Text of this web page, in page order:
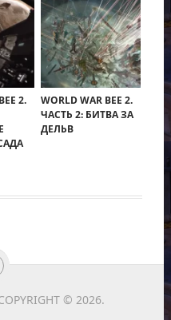
2.
WORLD WAR BEE 2.
ЧАСТЬ 2: БИТВА ЗА
ДЕЛЬВ
© 2026.